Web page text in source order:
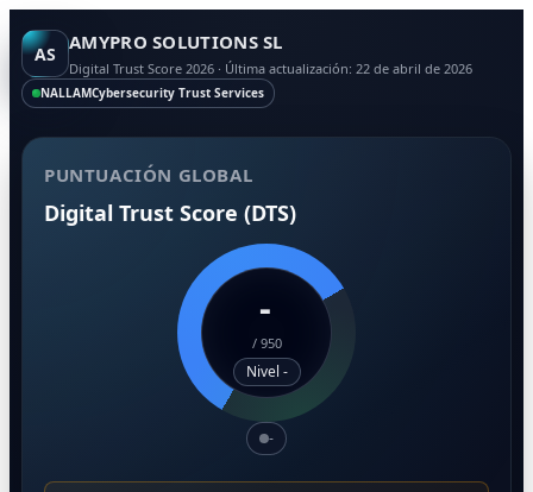
AS AMYPRO SOLUTIONS SL
Digital Trust Score 2026 · Última actualización: 22 de abril de 2026
NALLAMCybersecurity Trust Services
PUNTUACIÓN GLOBAL
Digital Trust Score (DTS)
-
/ 950
Nivel -
-